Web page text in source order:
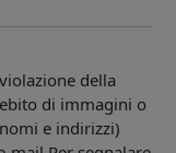
della
di immagini o
e indirizzi)